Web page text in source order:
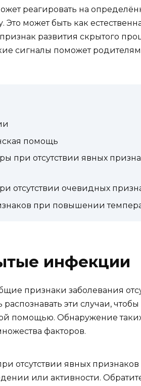
реагировать на
может быть как
развития скрытого
сигналы поможет родителям
помощь
при отсутствии явных
отсутствии очевидных
при повышении
инфекции
признаки заболевания
эти случаи, чтобы
помощью. Обнаружение
факторов.
отсутствии явных признаков
или активности.